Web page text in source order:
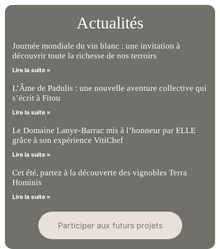
Actualités
Journée mondiale du vin blanc : une invitation à
découvrir toute la richesse de nos terroirs
Lire la suite »
L’Âme de Padulis : une nouvelle aventure collective qui
s’écrit à Fitou
Lire la suite »
Le Domaine Lanye-Barrac mis à l’honneur par ELLE
grâce à son expérience VitiChef
Lire la suite »
Cet été, partez à la découverte des vignobles Terra
Hominis
Lire la suite »
Participer aux futurs projets